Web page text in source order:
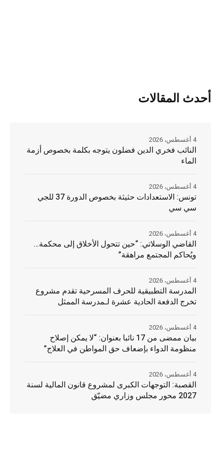
أحدث المقالات
النائب فخري الدين فضلون يتوجه بكلمة بخصوص أزمة
الماء
4 أغسطس، 2026
تونس: الاستعدادات حثيثة بخصوص الدورة 37 للجي
سي سي
4 أغسطس، 2026
القاضي الوسلاتي: “حين تتحول الأخلاق إلى محكمة…
ويُحاكم المجتمع مراهقة”
4 أغسطس، 2026
المدرسة التطبيقية للحرف المسرحية تقدم مشروع
تخرج الدفعة الحادية عشرة لـمدرسة الممثل
4 أغسطس، 2026
بيان ممضى من 17 نائبا بعنوان: “لا يمكن إصلاح
منظومة الدواء بإضعاف حق المواطن في العلاج”
4 أغسطس، 2026
القصبة: التوجهات الكبرى لمشروع قانون المالية لسنة
2027 محور مجلس وزاري مضيّق
4 أغسطس، 2026